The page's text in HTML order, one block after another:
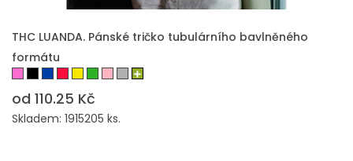
THC LUANDA. Pánské tričko tubulárního bavlněného
formátu
od 110.25 Kč
Skladem: 1915205 ks.